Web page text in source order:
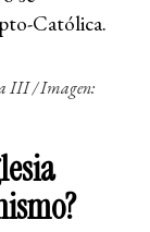
Católica.
III /Imagen: